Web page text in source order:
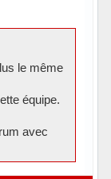
le même
équipe.
avec